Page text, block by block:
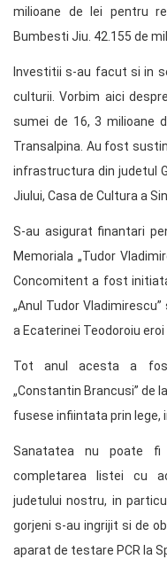
milioane de lei pentru
Bumbesti Jiu. 42.155 de
Investitii s-au facut si in
culturii. Vorbim aici
sumei de 16, 3 milioane
Transalpina. Au fost
infrastructura din judetul
Jiului, Casa de Cultura a
S-au asigurat finantari
Memoriala „Tudor
Concomitent a fost
„Anul Tudor
a Ecaterinei Teodoroiu
Tot anul acesta a
„Constantin Brancusi” de
fusese infiintata prin lege,
Sanatatea nu poate fi
completarea listei cu
judetului nostru, in
gorjeni s-au ingrijit si de
aparat de testare PCR la